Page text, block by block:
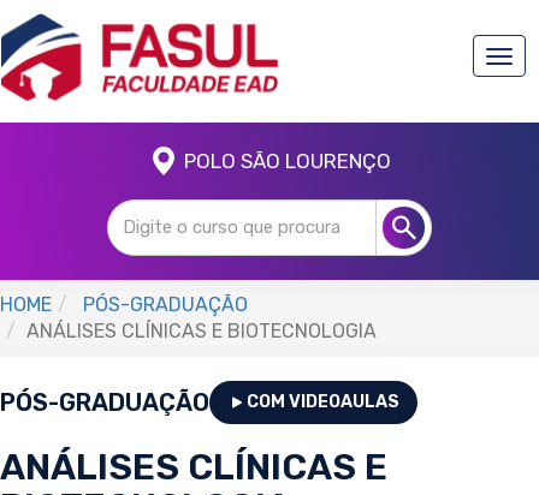
POLO SÃO LOURENÇO
HOME
PÓS-GRADUAÇÃO
ANÁLISES CLÍNICAS E BIOTECNOLOGIA
PÓS-GRADUAÇÃO COM VIDEOAULAS
ANÁLISES CLÍNICAS E